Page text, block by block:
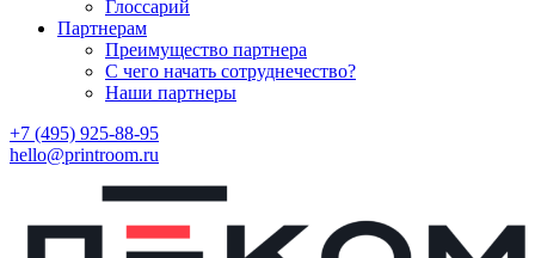
Глоссарий
Партнерам
Преимущество партнера
С чего начать сотруднечество?
Наши партнеры
+7 (495) 925-88-95
hello@printroom.ru